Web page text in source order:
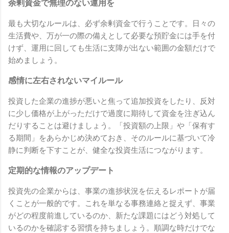
余剰資金で無理のない運用を
最も大切なルールは、必ず余剰資金で行うことです。日々の
生活費や、万が一の際の備えとして必要な預貯金には手を付
けず、運用に回しても生活に支障が出ない範囲の金額だけで
始めましょう。
感情に左右されないマイルール
投資した企業の進捗が悪いと焦って追加投資をしたり、反対
に少し価格が上がっただけで過度に期待して資金を注ぎ込ん
だりすることは避けましょう。「投資額の上限」や「保有す
る期間」をあらかじめ決めておき、そのルールに基づいて冷
静に判断を下すことが、健全な投資生活につながります。
定期的な情報のアップデート
投資先の企業からは、事業の進捗状況を伝えるレポートが届
くことが一般的です。これを単なる事務連絡と捉えず、事業
がどの程度前進しているのか、新たな課題にはどう対処して
いるのかを確認する習慣を持ちましょう。順調な時だけでな